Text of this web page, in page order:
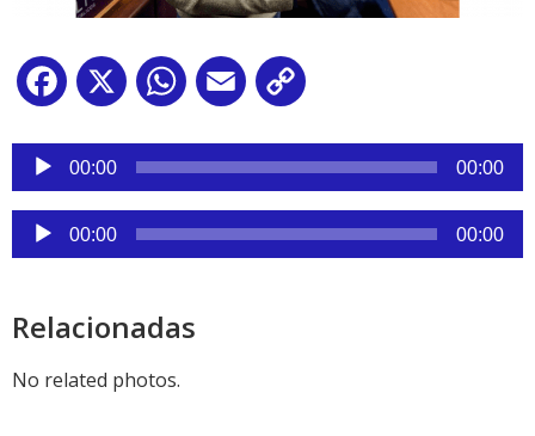
Facebook
X WhatsApp
Email
Reproductor
audio
00:00 00:00
Reproductor
de
00:00 00:00
Relacionadas
No related photos.